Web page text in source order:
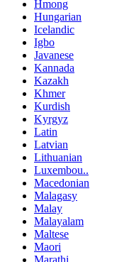
Hmong
Hungarian
Icelandic
Igbo
Javanese
Kannada
Kazakh
Khmer
Kurdish
Kyrgyz
Latin
Latvian
Lithuanian
Luxembou..
Macedonian
Malagasy
Malay
Malayalam
Maltese
Maori
Marathi